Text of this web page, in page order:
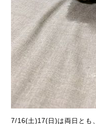
7/16(土)17(日)は両日とも